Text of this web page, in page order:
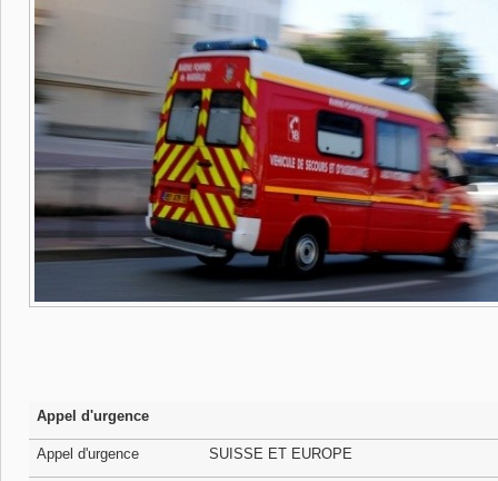
Appel d'urgence
Appel d'urgence SUISSE ET EUROPE